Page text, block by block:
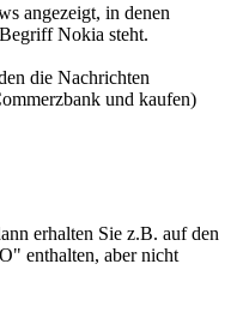
angezeigt, in denen
Nokia steht.
die Nachrichten
und kaufen)
erhalten Sie z.B. auf den
enthalten, aber nicht